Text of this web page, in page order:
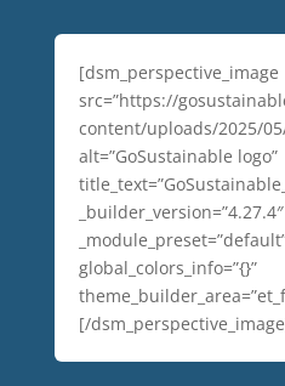
[dsm_perspective_image
src=”https://
content/uploads/2025/
alt=”GoSustainable logo”
_builder_version=”4.27.4″
global_colors_info=”{}”
[/